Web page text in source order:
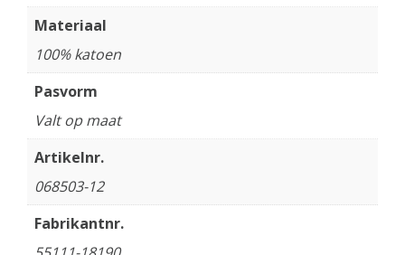
Materiaal
100% katoen
Pasvorm
Valt op maat
Artikelnr.
068503-12
Fabrikantnr.